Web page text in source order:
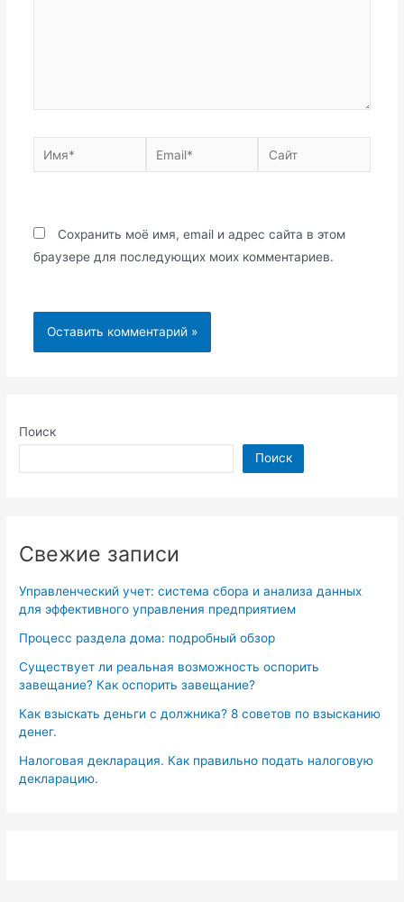
Поиск
Поиск
Свежие записи
Управленческий учет: система сбора и анализа данных
для эффективного управления предприятием
Процесс раздела дома: подробный обзор
Существует ли реальная возможность оспорить
завещание? Как оспорить завещание?
Как взыскать деньги с должника? 8 советов по взысканию
денег.
Налоговая декларация. Как правильно подать налоговую
декларацию.
Имя* Email* Сайт
Сохранить моё имя, email и адрес сайта в этом
браузере для последующих моих комментариев.